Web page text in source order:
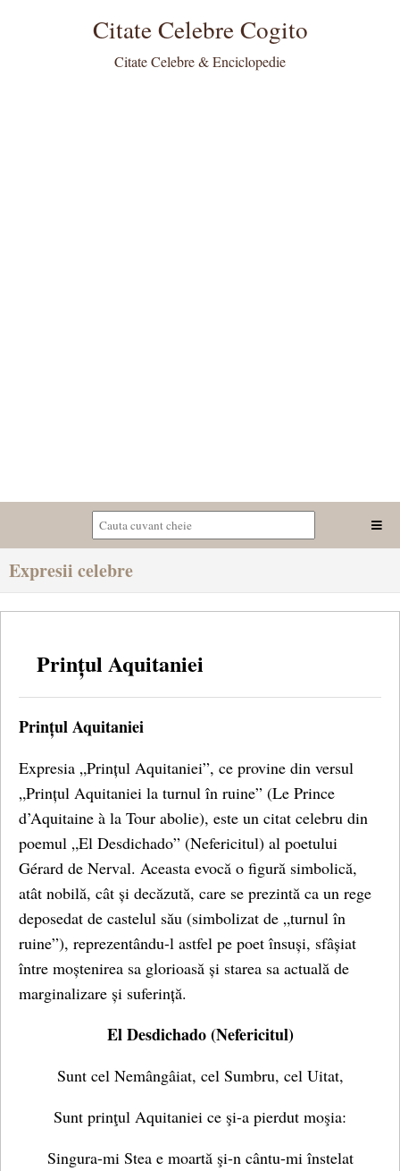
Citate Celebre Cogito
Citate Celebre & Enciclopedie
Expresii celebre
Prințul Aquitaniei
Prințul Aquitaniei
Expresia „Prințul Aquitaniei”, ce provine din versul
„Prințul Aquitaniei la turnul în ruine” (Le Prince
d’Aquitaine à la Tour abolie), este un citat celebru din
poemul „El Desdichado” (Nefericitul) al poetului
Gérard de Nerval. Aceasta evocă o figură simbolică,
atât nobilă, cât și decăzută, care se prezintă ca un rege
deposedat de castelul său (simbolizat de „turnul în
ruine”), reprezentându-l astfel pe poet însuși, sfâșiat
între moștenirea sa glorioasă și starea sa actuală de
marginalizare și suferință.
El Desdichado (Nefericitul)
Sunt cel Nemângâiat, cel Sumbru, cel Uitat,
Sunt prinţul Aquitaniei ce şi-a pierdut moşia:
Singura-mi Stea e moartă şi-n cântu-mi înstelat